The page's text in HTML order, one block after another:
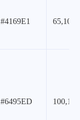
#4169E1
#6495ED